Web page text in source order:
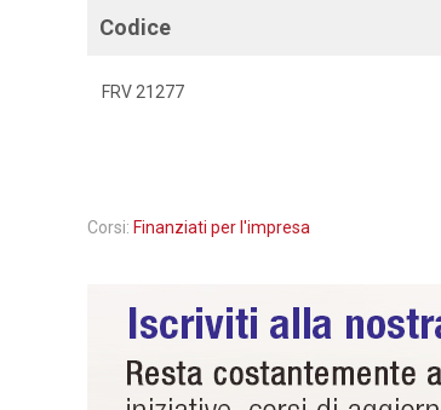
Codice
FRV 21277
Corsi: Finanziati per l'impresa